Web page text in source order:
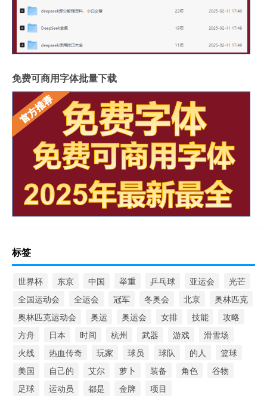
免费可商用字体批量下载
标签
世界杯 东京 中国 举重 乒乓球 亚运会
光芒
全国运动会
全运会 冠军 冬奥会 北京
奥林匹克
奥林匹克运动会
奥运 奥运会 女排 技能
攻略
方舟
日本 时间 杭州 武器 游戏
滑雪场
火线
热血传奇 玩家 球员 球队 的人
篮球
美国
自己的 艾尔 萝卜 装备 角色
谷物
足球
运动员 都是 金牌 项目